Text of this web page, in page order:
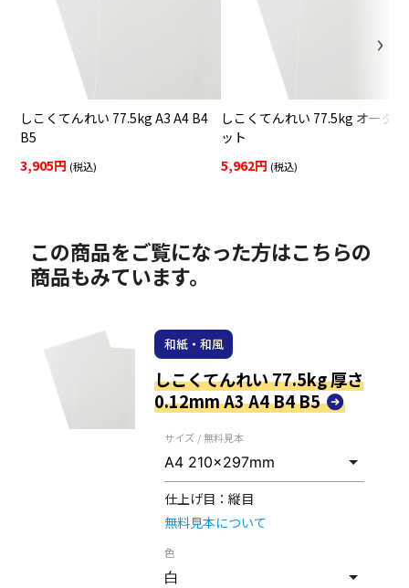
しこくてんれい 77.5kg A3 A4 B4
B5
3,905円 (税込)
しこくてんれい 77.5kg オーダ
ット
5,962円 (税込)
この商品をご覧になった方はこちらの
商品もみています。
和紙・和風
しこくてんれい 77.5kg 厚さ
0.12mm A3 A4 B4 B5
サイズ / 無料見本
仕上げ目： 縦目
無料見本について
色